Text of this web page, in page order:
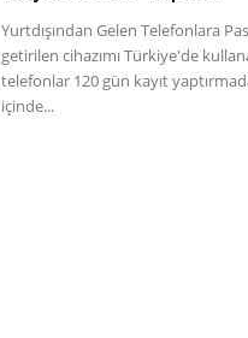
Yurtdışından Gelen Telefonlara
getirilen cihazımı Türkiye'de
telefonlar 120 gün kayıt
içinde...